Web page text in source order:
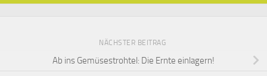
NÄCHSTER BEITRAG
Ab ins Gemüsestrohtel: Die Ernte einlagern!